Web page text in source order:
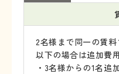
2名様まで同一の賃
以下の場合は追加費
・3名様からの1名追